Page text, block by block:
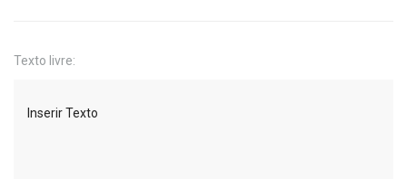
Texto livre: